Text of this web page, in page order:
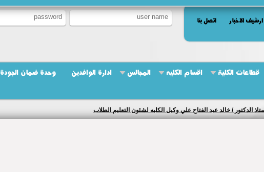
ارشيف الاخبار اتصل بنا
قطاعات الكلية اقسام الكليه المجالس ادارة الوافدين
وحدة ضمان الجودة
والميكروبيولوجيا الزراعية ---------------------